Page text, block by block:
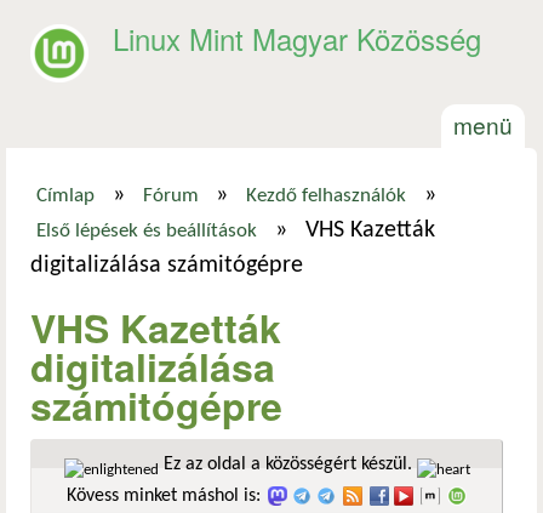
Linux Mint Magyar Közösség
menü
Jelenlegi hely
Címlap » Fórum » Kezdő felhasználók »
Első lépések és beállítások »
VHS Kazetták
digitalizálása számitógépre
VHS Kazetták
digitalizálása
számitógépre
Ez az oldal a közösségért készül.
Kövess minket máshol is: